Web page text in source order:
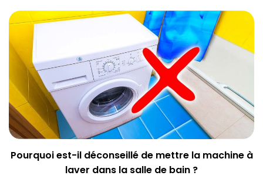
Pourquoi est-il déconseillé de mettre la machine à
laver dans la salle de bain ?